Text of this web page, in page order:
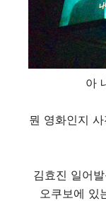
아
뭔 영화인지
김효진 일어
오쿠보에 있